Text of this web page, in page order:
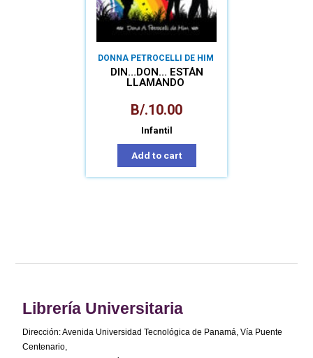
DONNA PETROCELLI DE HIM
DIN…DON… ESTÁN
LLAMANDO
B/.10.00
Infantil
Add to cart
Librería Universitaria
Dirección: Avenida Universidad Tecnológica de Panamá, Vía Puente
Centenario,